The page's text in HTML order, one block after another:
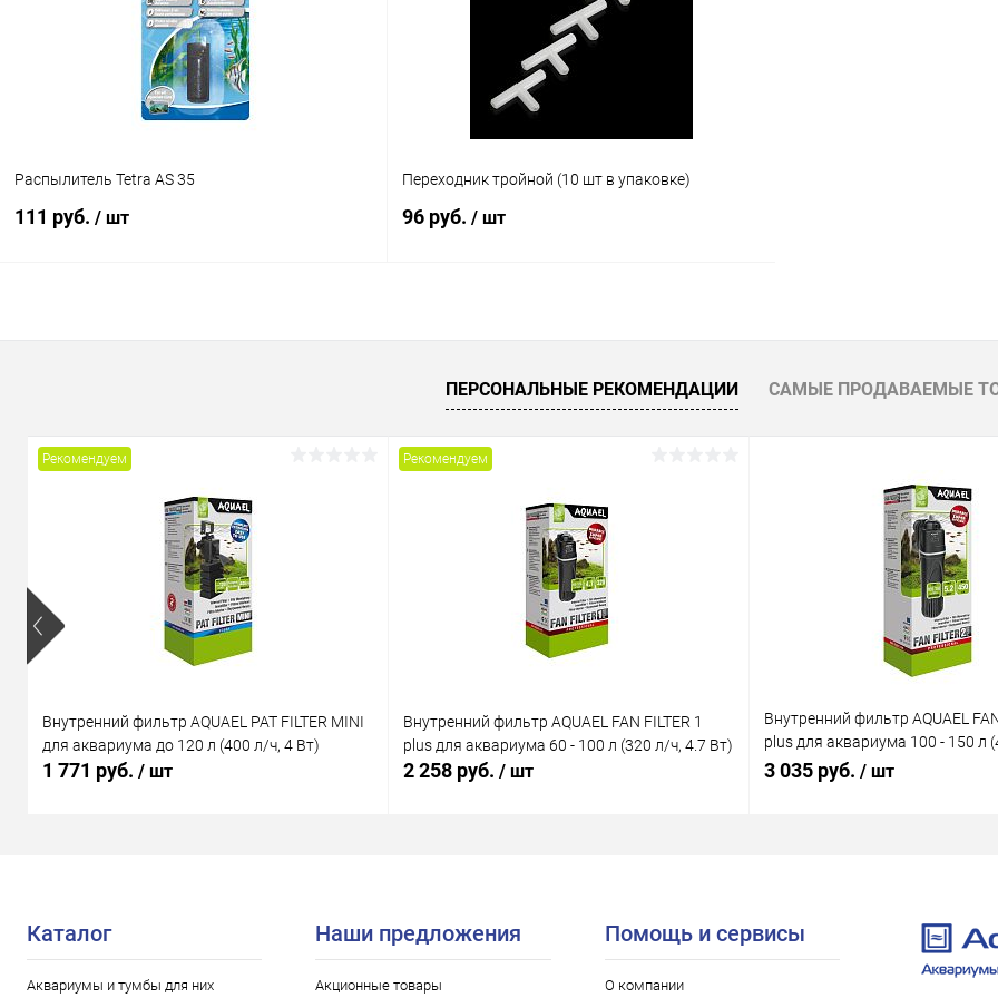
В наличии
Распылитель Tetra AS 35
111 руб. / шт
Переходник тройной (10 шт в упаковке)
96 руб. / шт
В наличии
ПЕРСОНАЛЬНЫЕ РЕКОМЕНДАЦИИ САМЫЕ ПРОДАВАЕМЫЕ
Рекомендуем
Внутренний фильтр AQUAEL PAT FILTER MINI
для аквариума до 120 л (400 л/ч, 4 Вт)
1 771 руб. / шт
Рекомендуем
Внутренний фильтр AQUAEL FAN FILTER 1
plus для аквариума 60 - 100 л (320 л/ч, 4.7 Вт)
2 258 руб. / шт
Внутренний фильтр AQUAEL
plus для аквариума 100 - 150 л
Вт)
3 035 руб. / шт
Каталог
Аквариумы и тумбы для них
Наши предложения
Акционные товары
Помощь и сервисы
О компании